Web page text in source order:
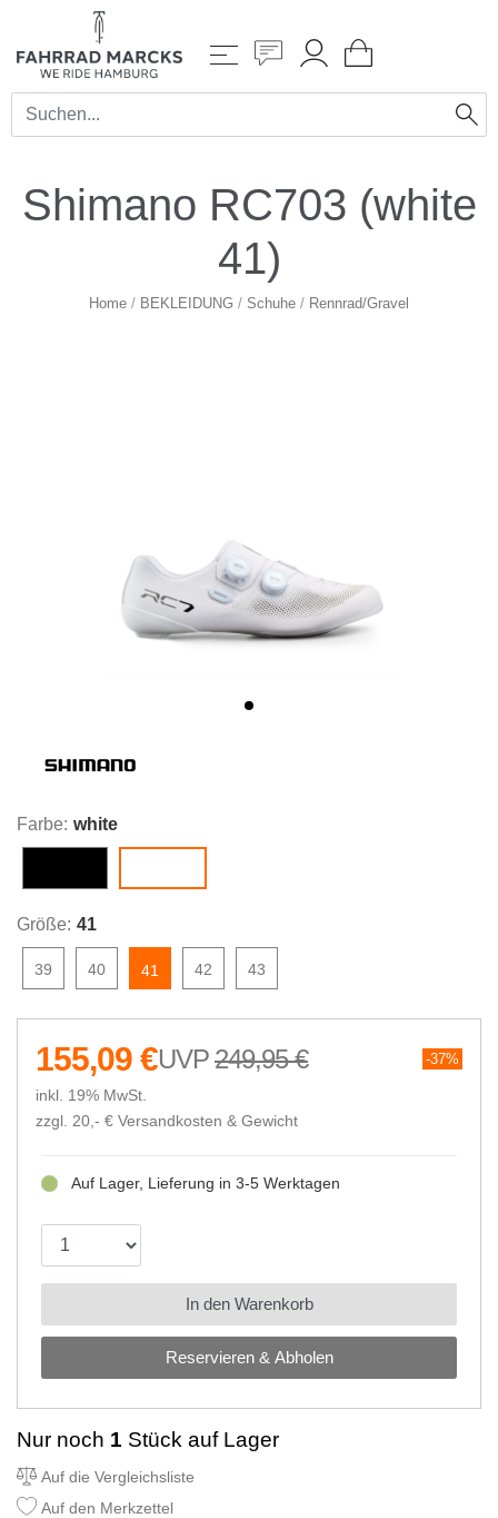
Shimano RC703 (white
41)
Home / BEKLEIDUNG / Schuhe / Rennrad/Gravel
Farbe: white
Größe: 41
39 40 41 42 43
249,95 € 37%
155,09 €
inkl. 19% MwSt.
zzgl. 20,- € Versandkosten & Gewicht
Reservieren & Abholen
Auf Lager, Lieferung in 3-5 Werktagen
In den Warenkorb
Nur noch 1 Stück auf Lager
Auf die Vergleichsliste
Auf den Merkzettel